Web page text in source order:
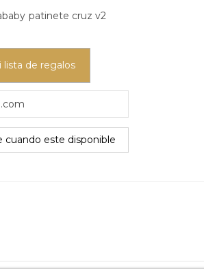
patinete cruz v2
lista de regalos